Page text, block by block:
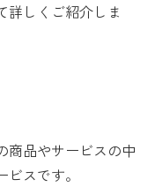
詳しくご紹介しま
商品やサービスの中
スです。